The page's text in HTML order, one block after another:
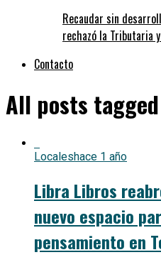
Recaudar sin
rechazó la Tributaria
Contacto
All posts
Localeshace 1 año
Libra Libros
nuevo espacio
pensamiento en